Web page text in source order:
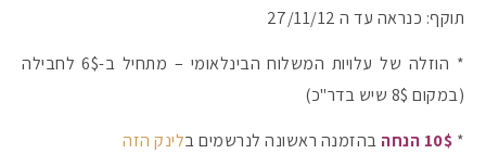
תוקף: כנראה עד ה 27/11/12
* הוזלה של עלויות המשלוח הבינלאומי – מתחיל ב-6$ לחבילה
(במקום 8$ שיש בדר"כ)
* 10$ הנחה בהזמנה ראשונה לנרשמים בלינק הזה